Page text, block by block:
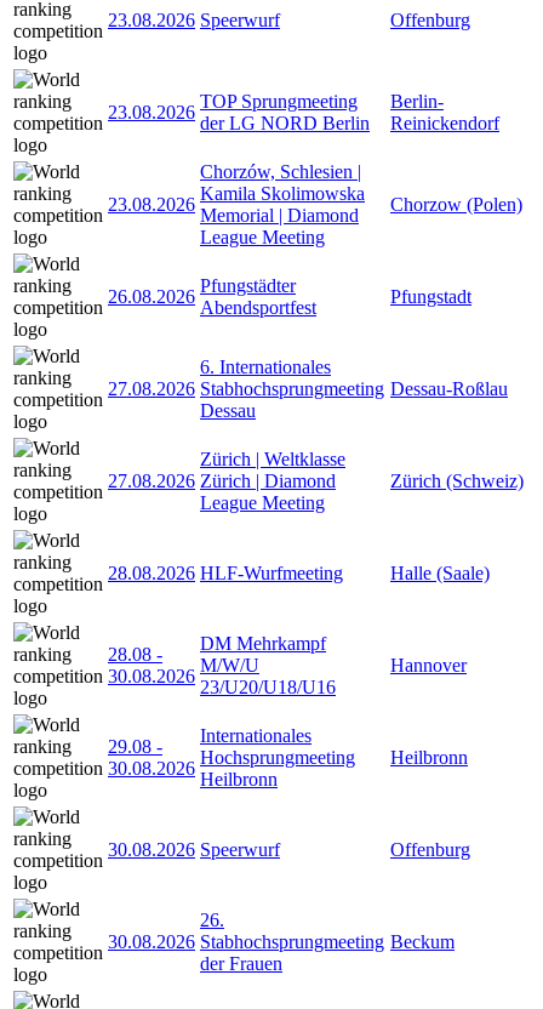
23.08.2026 Speerwurf Offenburg
23.08.2026
TOP Sprungmeeting
der LG NORD Berlin
Berlin-
Reinickendorf
23.08.2026
Chorzów, Schlesien |
Kamila Skolimowska
Memorial | Diamond
League Meeting
Chorzow (Polen)
26.08.2026
Pfungstädter
Abendsportfest
Pfungstadt
27.08.2026
6. Internationales
Stabhochsprungmeeting
Dessau
Dessau-Roßlau
27.08.2026
Zürich | Weltklasse
Zürich | Diamond
League Meeting
Zürich (Schweiz)
28.08.2026 HLF-Wurfmeeting Halle (Saale)
28.08 -
30.08.2026
DM Mehrkampf
M/W/U
23/U20/U18/U16
Hannover
29.08 -
30.08.2026
Internationales
Hochsprungmeeting
Heilbronn
Heilbronn
30.08.2026 Speerwurf Offenburg
30.08.2026
26.
Stabhochsprungmeeting
der Frauen
Beckum